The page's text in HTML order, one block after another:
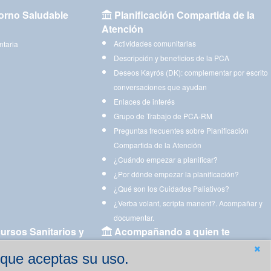
aceptas su uso.
Saludable
Planificación Compartida de la
Atención
Actividades comunitarias
Descripción y beneficios de la PCA
Deseos Kayrós (DK): complementar por escrito
conversaciones que ayudan
Enlaces de interés
Grupo de Trabajo de PCA-RM
Preguntas frecuentes sobre Planificación
Compartida de la Atención
¿Cuándo empezar a planificar?
¿Por dónde empezar la planificación?
¿Qué son los Cuidados Paliativos?
¿Verba volant, scripta manent?. Acompañar y
documentar.
Sanitarios y
Acompañando a quien te
Aplicaciones para descargar